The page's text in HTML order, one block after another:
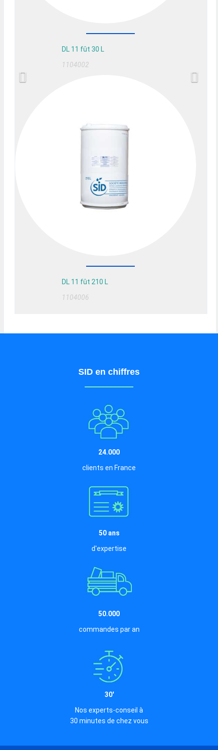
DL 11 fût 30 L
1104002
DL 11 fût 210 L
1104006
SID en chiffres
24.000
clients en France
50 ans
d'expertise
50.000
commandes par an
30'
Nos experts-conseil à
30 minutes de chez vous